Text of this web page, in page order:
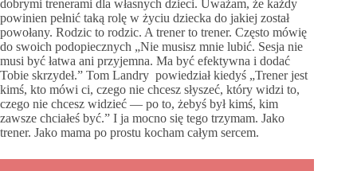
dobrymi trenerami dla własnych dzieci. Uważam, że każdy
powinien pełnić taką rolę w życiu dziecka do jakiej został
powołany. Rodzic to rodzic. A trener to trener. Często mówię
do swoich podopiecznych „Nie musisz mnie lubić. Sesja nie
musi być łatwa ani przyjemna. Ma być efektywna i dodać
Tobie skrzydeł.” Tom Landry powiedział kiedyś „Trener jest
kimś, kto mówi ci, czego nie chcesz słyszeć, który widzi to,
czego nie chcesz widzieć — po to, żebyś był kimś, kim
zawsze chciałeś być.” I ja mocno się tego trzymam. Jako
trener. Jako mama po prostu kocham całym sercem.